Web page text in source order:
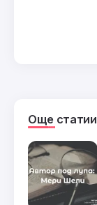
Още статии